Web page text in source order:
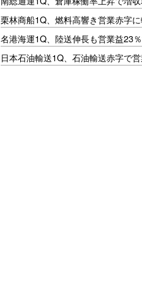
栗林商船1Q、燃料高響き営業赤字
名港海運1Q、陸送伸長も営業益23
日本石油輸送1Q、石油輸送赤字で